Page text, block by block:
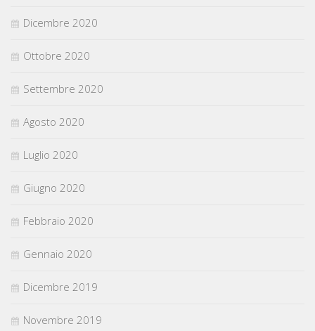
Dicembre 2020
Ottobre 2020
Settembre 2020
Agosto 2020
Luglio 2020
Giugno 2020
Febbraio 2020
Gennaio 2020
Dicembre 2019
Novembre 2019